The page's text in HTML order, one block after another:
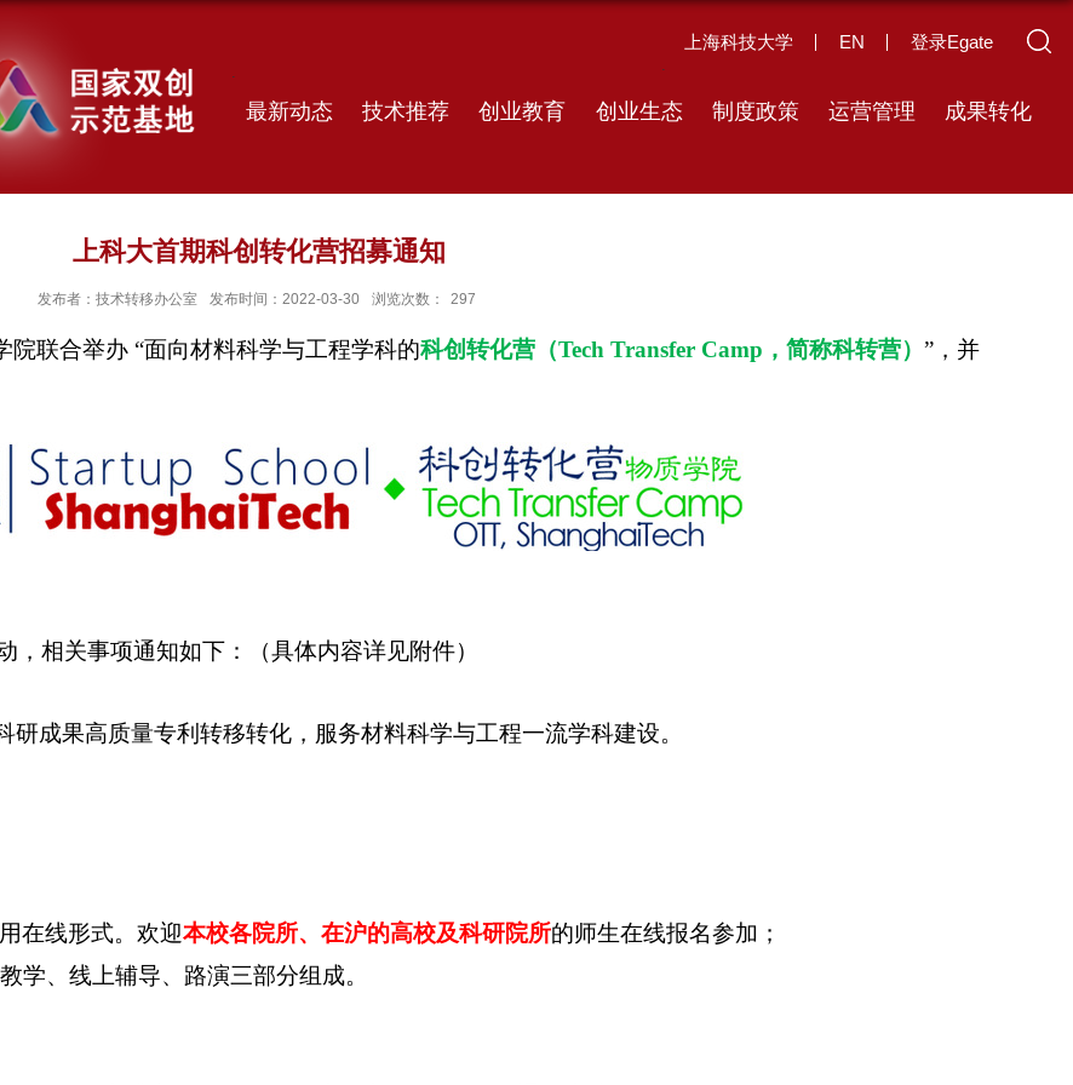
上海科技大学 EN 登录Egate
最新动态 技术推荐 创业教育 创业生态 制度政策 运营管理 成果转化
上科大首期科创转化营招募通知
发布者：技术转移办公室 发布时间：2022-03-30 浏览次数： 297
院联合举办 “面向材料科学与工程学科的科创转化营（Tech Transfer Camp ，简称科转营） ”，并
相关事项通知如下：（具体内容详见附件）
成果高质量专利转移转化，服务材料科学与工程一流学科建设。
在线形式。欢迎本校各院所、在沪的高校及科研院所的师生在线报名参加；
学、线上辅导、路演三部分组成。